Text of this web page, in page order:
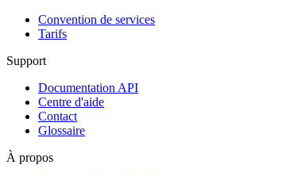
Convention de services
Tarifs
Support
Documentation API
Centre d'aide
Contact
Glossaire
À propos